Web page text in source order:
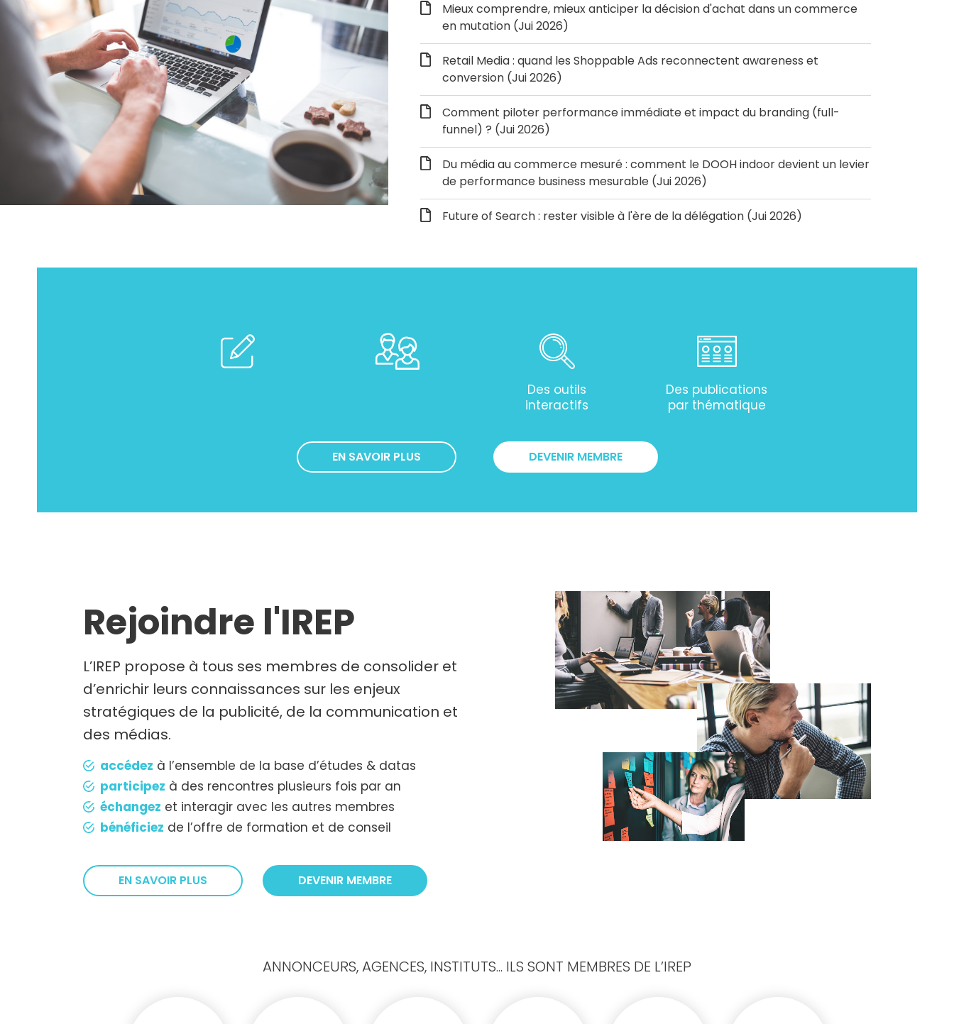
Mieux comprendre, mieux anticiper la décision d'achat dans un commerce
en mutation (Jui 2026)
Retail Media : quand les Shoppable Ads reconnectent awareness et
conversion (Jui 2026)
Comment piloter performance immédiate et impact du branding (full-
funnel) ? (Jui 2026)
Du média au commerce mesuré : comment le DOOH indoor devient un levier
de performance business mesurable (Jui 2026)
Future of Search : rester visible à l'ère de la délégation (Jui 2026)
Des outils
interactifs
Des publications
par thématique
EN SAVOIR PLUS DEVENIR MEMBRE
Rejoindre l'IREP
L’IREP propose à tous ses membres de consolider et
d’enrichir leurs connaissances sur les enjeux
stratégiques de la publicité, de la communication et
des médias.
accédez à l’ensemble de la base d’études & datas
participez à des rencontres plusieurs fois par an
échangez et interagir avec les autres membres
bénéficiez de l’offre de formation et de conseil
EN SAVOIR PLUS DEVENIR MEMBRE
ANNONCEURS, AGENCES, INSTITUTS... ILS SONT MEMBRES DE L’IREP